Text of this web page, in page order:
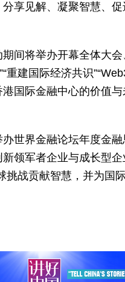
享见解、凝聚智慧、
间将举办开幕全体大
重建国际经济共识
港国际金融中心的价值
世界金融论坛年度金
领军者企业与成长型
挑战贡献智慧，并为国